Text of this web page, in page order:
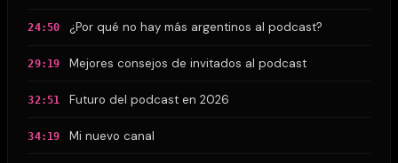
24:50 ¿Por qué no hay más argentinos al podcast?
29:19 Mejores consejos de invitados al podcast
32:51 Futuro del podcast en 2026
34:19 Mi nuevo canal